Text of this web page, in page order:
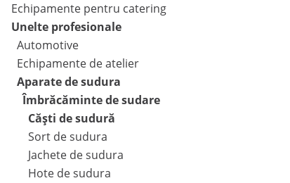
Echipamente pentru catering
Unelte profesionale
Automotive
Echipamente de atelier
Aparate de sudura
Îmbrăcăminte de sudare
Căști de sudură
Sort de sudura
Jachete de sudura
Hote de sudura